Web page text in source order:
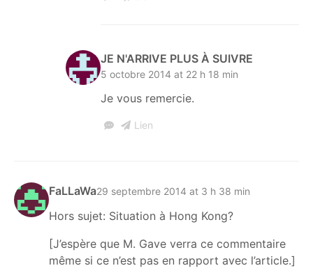
JE N'ARRIVE PLUS À SUIVRE
5 octobre 2014 at 22 h 18 min
Je vous remercie.
Lien
FaLLaWa29 septembre 2014 at 3 h 38 min
Hors sujet: Situation à Hong Kong?
[J’espère que M. Gave verra ce commentaire
même si ce n’est pas en rapport avec l’article.]